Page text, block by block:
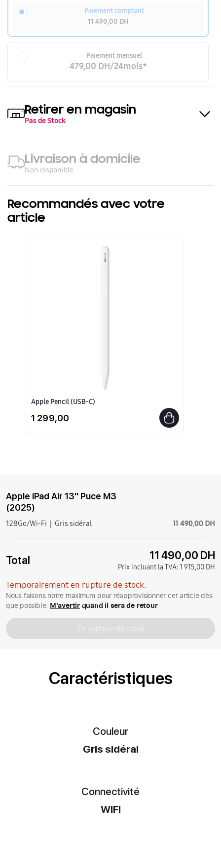
Paiement comptant
11 490,00 DH
Paiement mensuel
479,00 DH/24mois*
Retirer en magasin
Pas de Stock
Livraison à domicile
Non disponible
Recommandés avec votre
article
Apple Pencil (USB-C)
1 299,00
Apple iPad Air 13'' Puce M3
(2025)
128Go/Wi-Fi Gris sidéral 11 490,00 DH
Total 11 490,00 DH
Prix incluant la TVA:1 915,00 DH
Temporairement en rupture de stock.
Nous faisons notre maximum pour réapprovisionner cet article dès
que possible. M'avertirquand il sera de retour
En rupture de stock
Caractéristiques
Couleur
Gris sidéral
Connectivité
WIFI